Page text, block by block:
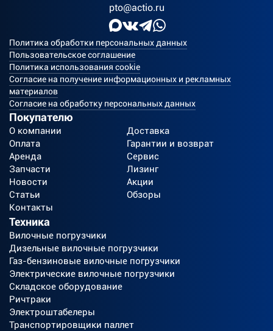
pto@actio.ru
Политика обработки персональных данных
Пользовательское соглашение
Политика использования cookie
Согласие на получение информационных и рекламных
материалов
Согласие на обработку персональных данных
Покупателю
О компании
Доставка
Оплата
Гарантии и возврат
Аренда
Сервис
Запчасти
Лизинг
Новости
Акции
Статьи
Обзоры
Контакты
Техника
Вилочные погрузчики
Дизельные вилочные погрузчики
Газ-бензиновые вилочные погрузчики
Электрические вилочные погрузчики
Складское оборудование
Ричтраки
Электроштабелеры
Транспортировщики паллет